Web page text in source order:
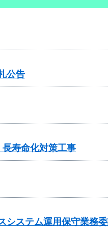
公告
長寿命化対策工事
ステム運用保守業務